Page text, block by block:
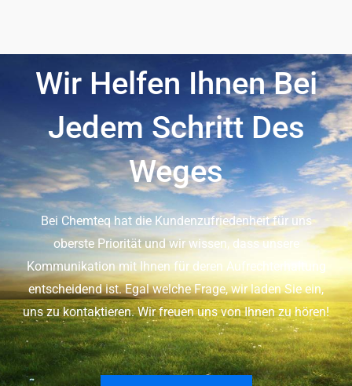
Wir Helfen Ihnen Bei
Jedem Schritt Des
Weges
Bei Chemteq hat die Kundenzufriedenheit für uns
oberste Priorität und wir wissen, dass unsere
Kommunikation mit Ihnen für deren Aufrechterhaltung
entscheidend ist. Egal welche Frage, wir laden Sie ein,
uns zu kontaktieren. Wir freuen uns von Ihnen zu hören!